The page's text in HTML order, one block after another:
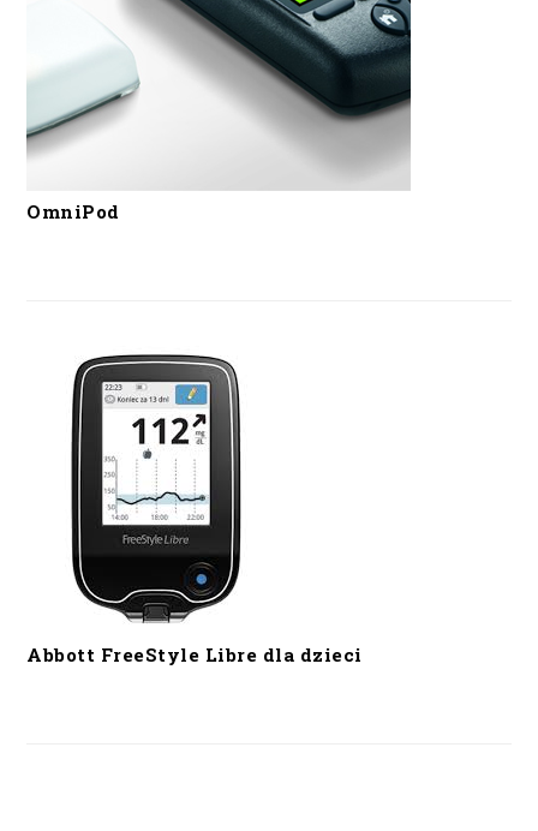
OmniPod
Abbott FreeStyle Libre dla dzieci